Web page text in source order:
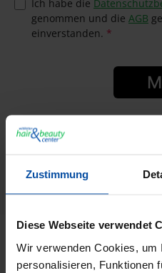
Zustimmung
Diese Webseite verwendet
Wir verwenden Cookies, um
personalisieren, Funktionen
Ich habe die
genommen und die AGB
einverstanden. *
5412058203015
Herstellernummer:
Beschreibung
Barburys Rasiermug